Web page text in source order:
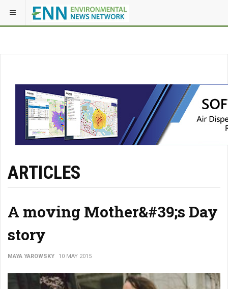
ARTICLES
A moving Mother&#39;s Day
story
MAYA YAROWSKY 10 MAY 2015